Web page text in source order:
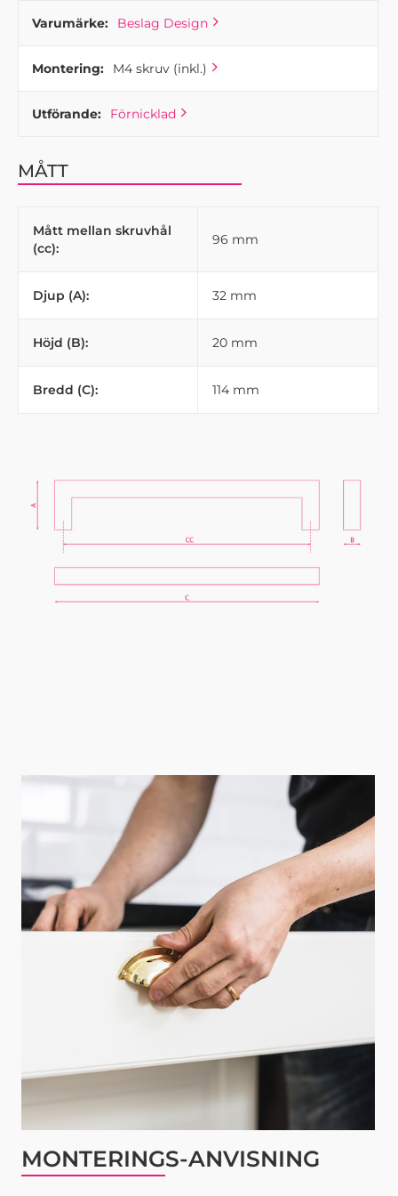
Varumärke: Beslag Design
Montering: M4 skruv (inkl.)
Utförande: Förnicklad
MÅTT
Mått mellan skruvhål
(cc):
96 mm
Djup (A): 32 mm
Höjd (B): 20 mm
Bredd (C): 114 mm
MONTERINGS-ANVISNING